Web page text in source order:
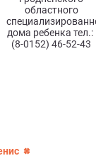
областного
дома ребенка тел.:
(8-0152) 46-52-43